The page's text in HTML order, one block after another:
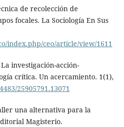
de recolección de
focales. La Sociología En Sus
index.php/ceo/article/view/1611
investigación-acción-
crítica. Un acercamiento. 1(1),
25905791.13071
una alternativa para la
Magisterio.